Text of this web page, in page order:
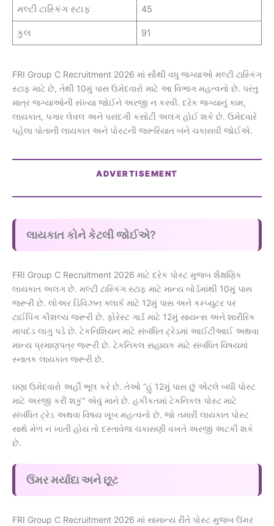
મલ્ટી ટાસ્કિંગ સ્ટાફ 45
કુલ 91
FRI Group C Recruitment 2026 માં સૌથી વધુ જગ્યાઓ મલ્ટી ટાસ્કિંગ
સ્ટાફ માટે છે, તેથી 10મું પાસ ઉમેદવારો માટે આ વિભાગ મહત્વનો છે. પરંતુ
માત્ર જગ્યાઓની સંખ્યા જોઈને અરજી ન કરવી. દરેક જગ્યાનું કામ,
લાયકાત, પગાર લેવલ અને પસંદગી કસોટી અલગ હોઈ શકે છે. ઉમેદવારે
પહેલા પોતાની લાયકાત અને પોસ્ટની જરૂરિયાત બંને ચકાસવી જોઈએ.
ADVERTISEMENT
લાયકાત કોને કેટલી જોઈએ?
FRI Group C Recruitment 2026 માટે દરેક પોસ્ટ મુજબ શૈક્ષણિક
લાયકાત અલગ છે. મલ્ટી ટાસ્કિંગ સ્ટાફ માટે માન્ય બોર્ડમાંથી 10મું પાસ
જરૂરી છે. લોઅર ડિવિઝન ક્લાર્ક માટે 12મું પાસ અને કમ્પ્યુટર પર
ટાઈપિંગ કૌશલ્ય જરૂરી છે. ફોરેસ્ટ ગાર્ડ માટે 12મું સાયન્સ અને શારીરિક
માપદંડ લાગુ પડે છે. ટેકનિશિયન માટે સંબંધિત ટ્રેડમાં આઈટીઆઈ અથવા
માન્ય પ્રમાણપત્ર જરૂરી છે. ટેકનિકલ સહાયક માટે સંબંધિત વિષયમાં
સ્નાતક લાયકાત જરૂરી છે.
ઘણા ઉમેદવારો અહીં ભૂલ કરે છે. તેઓ “હું 12મું પાસ છું એટલે બધી પોસ્ટ
માટે અરજી કરી શકું” એવું માને છે. હકીકતમાં ટેકનિકલ પોસ્ટ માટે
સંબંધિત ટ્રેડ અથવા વિષય ખૂબ મહત્વનો છે. જો તમારી લાયકાત પોસ્ટ
સાથે મેળ ન ખાતી હોય તો દસ્તાવેજ ચકાસણી વખતે અરજી અટકી શકે
છે.
ઉંમર મર્યાદા અને છૂટ
FRI Group C Recruitment 2026 માં સામાન્ય રીતે પોસ્ટ મુજબ ઉંમર